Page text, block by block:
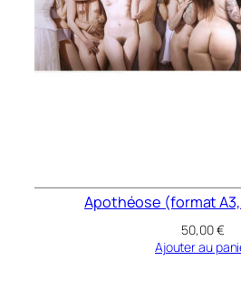
Apothéose (format
50,00€
Ajouter au